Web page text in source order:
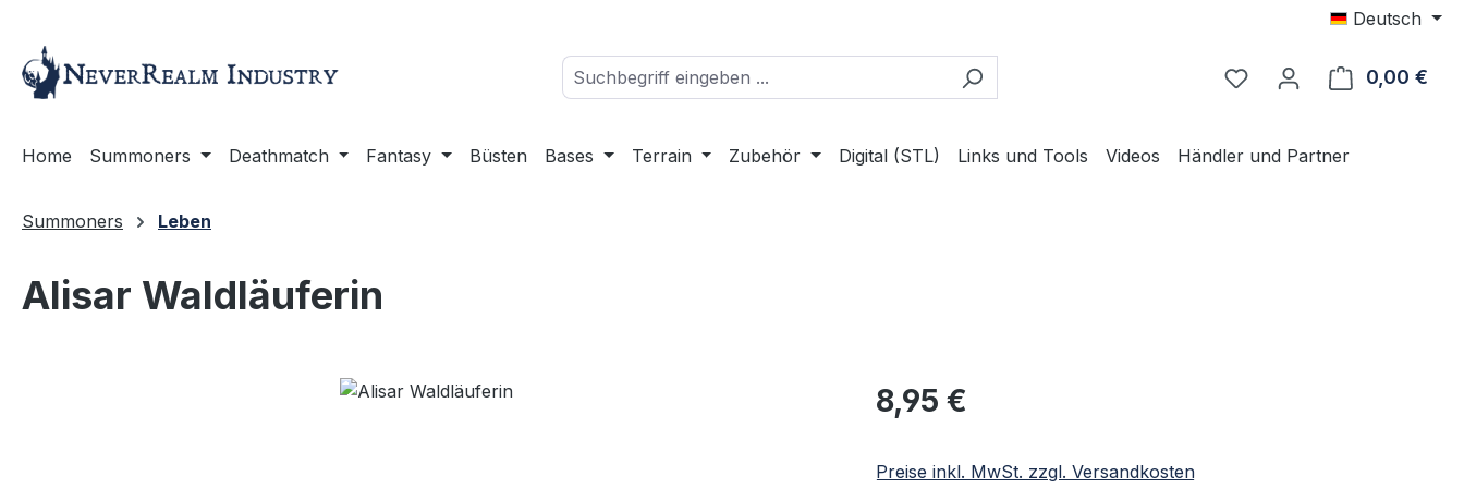
Deutsch
0,00 €
Home Summoners Deathmatch Fantasy Büsten Bases Terrain Zubehör Digital (STL) Links und Tools Videos Händler und Partner
Summoners Leben
Alisar Waldläuferin
Regulärer Preis:
8,95 €
Preise inkl. MwSt. zzgl. Versandkosten